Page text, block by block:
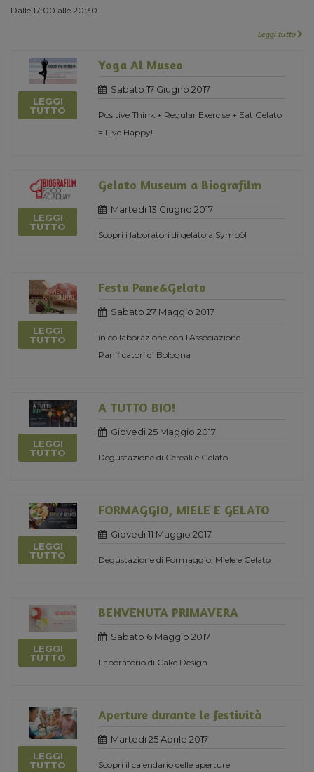
Dalle 17:00 alle 20:30
Leggi tutto
LEGGI
TUTTO
Yoga Al Museo
Sabato 17 Giugno 2017
Positive Think + Regular Exercise + Eat Gelato
= Live Happy!
LEGGI
TUTTO
Gelato Museum a Biografilm
Martedi 13 Giugno 2017
Scopri i laboratori di gelato a Sympò!
LEGGI
TUTTO
Festa Pane&Gelato
Sabato 27 Maggio 2017
in collaborazione con l'Associazione
Panificatori di Bologna
LEGGI
TUTTO
A TUTTO BIO!
Giovedi 25 Maggio 2017
Degustazione di Cereali e Gelato
LEGGI
TUTTO
FORMAGGIO, MIELE E GELATO
Giovedi 11 Maggio 2017
Degustazione di Formaggio, Miele e Gelato
LEGGI
TUTTO
BENVENUTA PRIMAVERA
Sabato 6 Maggio 2017
Laboratorio di Cake Design
LEGGI
TUTTO
Aperture durante le festività
Martedi 25 Aprile 2017
Scopri il calendario delle aperture